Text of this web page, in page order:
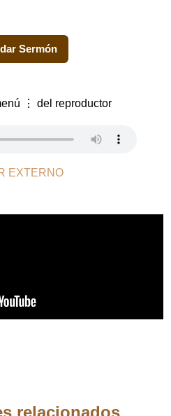
Sermón
⋮ del reproductor
EXTERNO
relacionados